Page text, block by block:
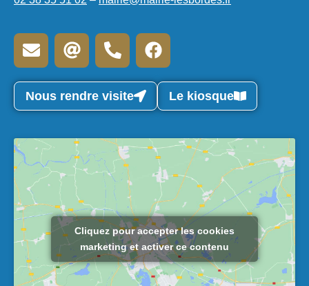
Entretien des fossés
Entretien des trottoirs
Feux en plein air
Nous rendre visite Le kiosque
Cliquez pour accepter les cookies
marketing et activer ce contenu